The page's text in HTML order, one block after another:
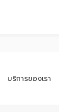
บริการของเรา